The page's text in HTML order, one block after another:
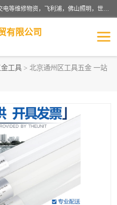
专业配送水暖器材、光源灯具、五金交电等维修物资，飞利浦，佛山照明，世达，博世，九牧，特陶等各产品涉及国内外知名品牌。公司专注与物业、学校、酒店、工厂等单位合作，提供一站式配送服务，降低客户综合成本。依托电子商务改变传统模式，以专业的团队为客户提供24H物资配送到达，货到月结、统一开票，便捷退换等服务，提高了企业的运营效率。
有限公司
金工具 > 北京通州区工具五金 一站
涂料辅材